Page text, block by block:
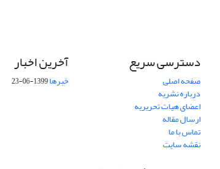
دسترسی سریع
صفحه اصلی
درباره نشریه
اعضای هیات تحریریه
ارسال مقاله
تماس با ما
نقشه سایت
آخرین اخبار
خبرها1399-06-23